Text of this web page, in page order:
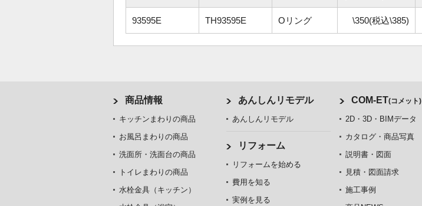
93595E TH93595E Oリング \350(税込\385)
商品情報
キッチンまわりの商品
お風呂まわりの商品
洗面所・洗面台の商品
トイレまわりの商品
水栓金具（キッチン）
あんしんリモデル
あんしんリモデル
リフォーム
リフォームを始める
費用を知る
実例を見る
COM-ET(コメット)
2D・3D・BIMデータ
カタログ・商品写真
説明書・図面
見積・図面請求
施工事例